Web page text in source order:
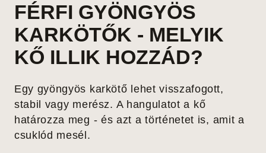
FÉRFI GYÖNGYÖS
KARKÖTŐK - MELYIK
KŐ ILLIK HOZZÁD?
Egy gyöngyös karkötő lehet visszafogott,
stabil vagy merész. A hangulatot a kő
határozza meg - és azt a történetet is, amit a
csuklód mesél.